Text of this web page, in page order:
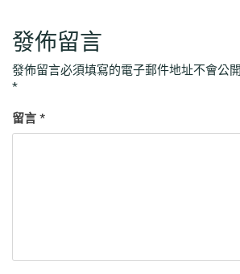
發佈留言
發佈留言必須填寫的電子郵件地址不會公
*
留言 *